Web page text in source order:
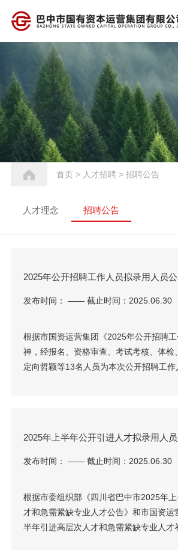
首页> 人才招聘> 招聘公告
人才理念 招聘公告
2025年公开招聘工作人员拟录用人员
发布时间： —— 截止时间：2025.06.30
根据市国资运营集团《2025年公开招聘
神，经报名、资格审查、考试考核、体检
定向哲颖等13名人员为本次公开招聘工作
2025年上半年公开引进人才拟录用人
发布时间： —— 截止时间：2025.06.30
根据市委组织部《四川省巴中市2025年
才和急需紧缺专业人才公告》和市国资运
半年引进高层次人才和急需紧缺专业人才